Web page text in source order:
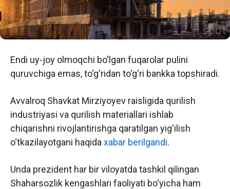
Endi uy-joy olmoqchi bo‘lgan fuqarolar pulini
quruvchiga emas, to‘g‘ridan to‘g‘ri bankka topshiradi.
Avvalroq Shavkat Mirziyoyev raisligida qurilish
industriyasi va qurilish materiallari ishlab
chiqarishni rivojlantirishga qaratilgan yig‘ilish
o‘tkazilayotgani haqida xabar berilgandi.
Unda prezident har bir viloyatda tashkil qilingan
Shaharsozlik kengashlari faoliyati bo‘yicha ham